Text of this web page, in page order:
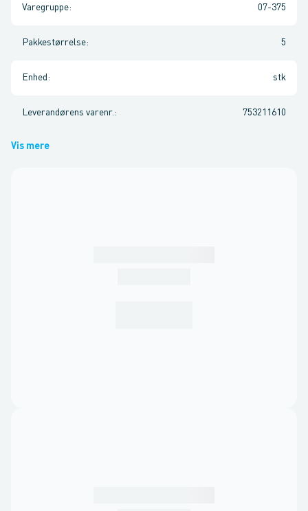
Varegruppe: 07-375
Pakkestørrelse: 5
Enhed : stk
Leverandørens varenr. : 753211610
Vis mere